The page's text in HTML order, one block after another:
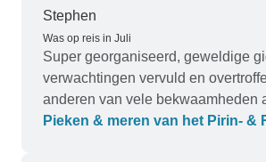
OK taxi zou zorgen voor de pick-up
aflevering bij het hotel. Ik
OK-taximedewerker te worden
vliegveld; het bleek echter dat ik
taxistand moest vinden en om taxi
dat moet u duidelijk maken. Ten
Stephen
Was op reis in Juli
Super georganiseerd, geweldige
verwachtingen vervuld en
anderen van vele bekwaamheden
Pieken & meren van het Pirin- &